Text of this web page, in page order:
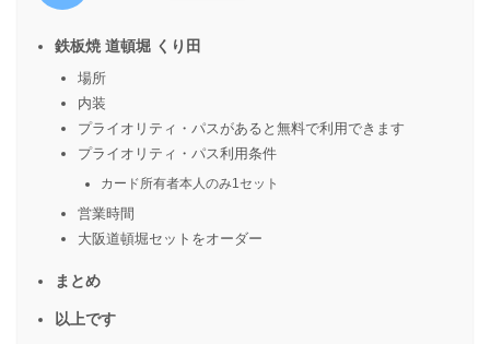
鉄板焼 道頓堀 くり田
場所
内装
プライオリティ・パスがあると無料で利用できます
プライオリティ・パス利用条件
カード所有者本人のみ1セット
営業時間
大阪道頓堀セットをオーダー
まとめ
以上です